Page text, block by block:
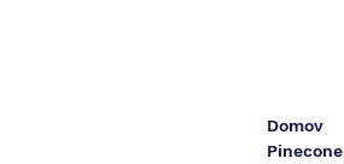
Domov
Pinecone